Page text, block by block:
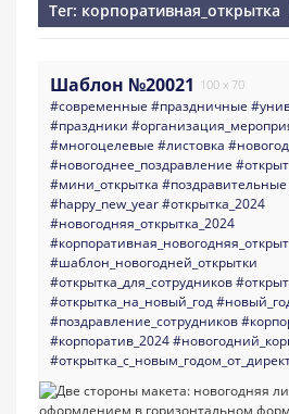
Тег: корпоративная_открытка
Шаблон №20021 100 x 70
#современные #праздничные
#праздники
#многоцелевые #листовка
#новогоднее_поздравление
#мини_открытка #поздравительные
#happy_new_year#открытка_2024
#новогодняя_открытка_2024
#шаблон_новогодней_открытки
#открытка_для_сотрудников
#открытка_на_новый_год
#поздравление_сотрудников
#корпоратив_2024